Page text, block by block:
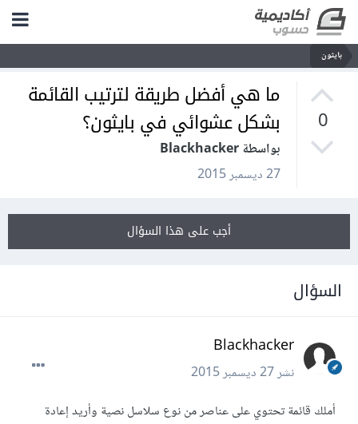
بايثون
0
ما هي أفضل طريقة لترتيب القائمة
بشكل عشوائي في بايثون؟
بواسطة Blackhacker
27 ديسمبر 2015
أجب على هذا السؤال
السؤال
Blackhacker
نشر27 ديسمبر 2015
أملك قائمة تحتوي على عناصر من نوع سلاسل نصية وأريد إعادة